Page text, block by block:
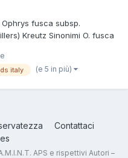
fusca subsp.
Kreutz Sinonimi O. fusca
Regno: Plantae
italy (e 5 in più)
Contattaci
APS e rispettivi Autori –